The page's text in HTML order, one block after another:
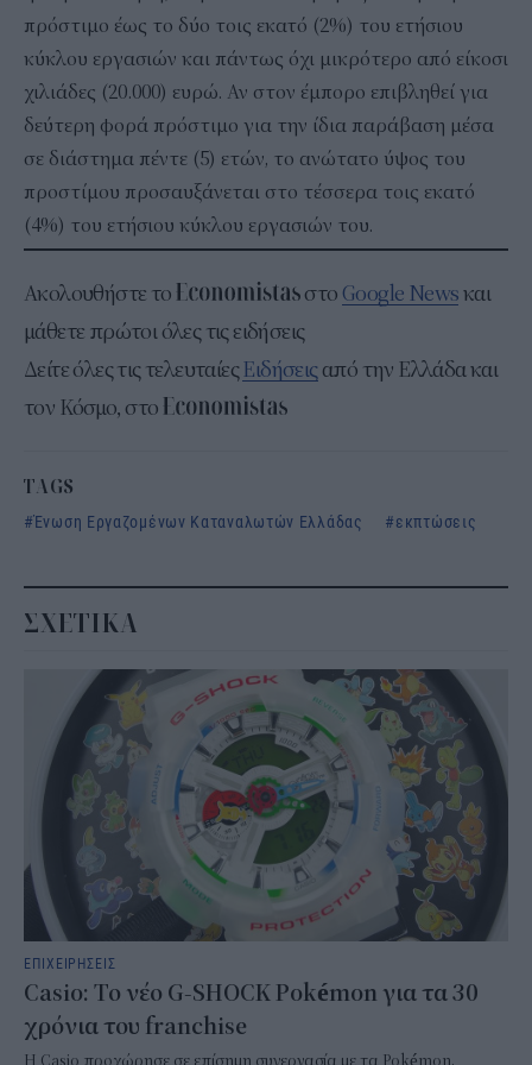
πρόστιμο έως το δύο τοις εκατό (2%) του ετήσιου
κύκλου εργασιών και πάντως όχι μικρότερο από είκοσι
χιλιάδες (20.000) ευρώ. Αν στον έμπορο επιβληθεί για
δεύτερη φορά πρόστιμο για την ίδια παράβαση μέσα
σε διάστημα πέντε (5) ετών, το ανώτατο ύψος του
προστίμου προσαυξάνεται στο τέσσερα τοις εκατό
(4%) του ετήσιου κύκλου εργασιών του.
Ακολουθήστε το στο Google Newsκαι
μάθετε πρώτοι όλες τις ειδήσεις
Δείτε όλες τις τελευταίεςΕιδήσειςαπό την Ελλάδα και
τον Κόσμο, στο
TAGS
Ένωση Εργαζομένων Καταναλωτών Ελλάδας
εκπτώσεις
ΣΧΕΤΙΚΑ
ΕΠΙΧΕΙΡΗΣΕΙΣ
Casio: Το νέο G-SHOCK Pokémon για τα 30
χρόνια του franchise
Η Casio προχώρησε σε επίσημη συνεργασία με τα Pokémon,